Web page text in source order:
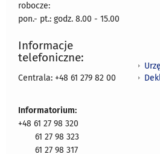
robocze:
pon.- pt.: godz. 8.00 - 15.00
Informacje
telefoniczne:
Centrala: +48 61 279 82 00
Informatorium:
+48 61 27 98 320
61 27 98 323
61 27 98 317